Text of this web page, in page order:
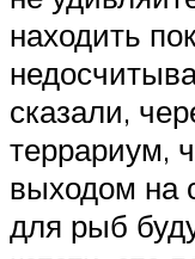
находить
сказали,
террариум,
выходом на
для рыб